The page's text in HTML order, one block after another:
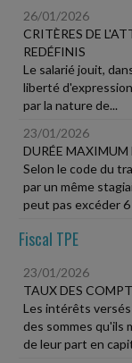
26/01/2026
CRITÈRES DE
REDÉFINIS
Le salarié jouit,
liberté
par la nature de...
23/01/2026
DURÉE MAXIMUM
Selon le code du
par un même
peut pas excéder 6
Fiscal TPE
23/01/2026
TAUX DES
Les intérêts versés
des sommes qu'ils
de leur part en